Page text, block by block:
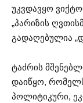
უკვდავყო
„პარიზის
გადაღებულია
ტაძრის
დაიწყო,
პოლიტიკური,